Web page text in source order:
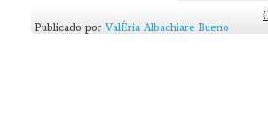
Também pode ser legal conversar com
professores, diretor, bibliotecário da escola -
Publicado por ValÉria Albachiare Bueno